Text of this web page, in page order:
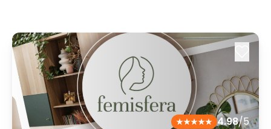
4.98/5